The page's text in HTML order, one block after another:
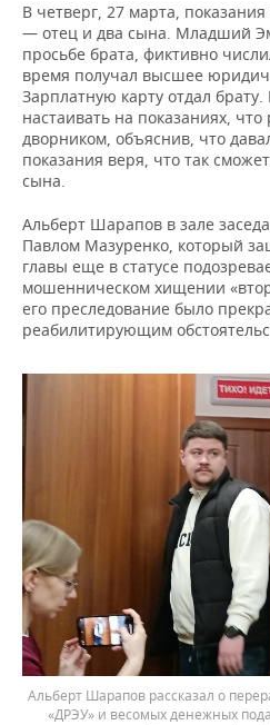
В четверг, 27 марта,
— отец и два сына. Младший
просьбе брата, фиктивно
время получал высшее
Зарплатную карту отдал
настаивать на показаниях, что
дворником, объяснив, что
показания веря, что так
сына.
Альберт Шарапов в зале
Павлом Мазуренко, который
главы еще в статусе
мошенническом хищении
его преследование было
реабилитирующим
Альберт Шарапов рассказал о
«ДРЭУ» и весомых денежных